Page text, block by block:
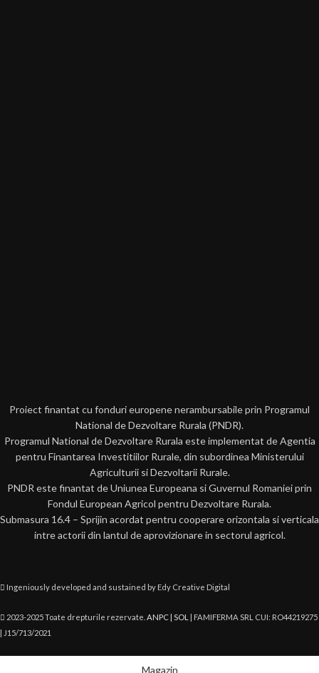
Proiect finantat cu fonduri europene nerambursabile prin Programul
National de Dezvoltare Rurala (PNDR).
Programul National de Dezvoltare Rurala este implementat de Agentia
pentru Finantarea Investitiilor Rurale, din subordinea Ministerului
Agriculturii si Dezvoltarii Rurale.
PNDR este finantat de Uniunea Europeana si Guvernul Romaniei prin
Fondul European Agricol pentru Dezvoltare Rurala.
Submasura 16.4 – Sprijin acordat pentru cooperare orizontala si verticala
intre actorii din lantul de aprovizionare in sectorul agricol.
Ingeniously developed and sustained by Edy Creative Digital
2023-2025 Toate drepturile rezervate. ANPC | SOL | FAMIFERMA SRL CUI: RO44219275
| J15/713/2021
Magazin